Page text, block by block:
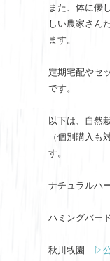
また、体に優
しい農家さん
ます。
定期宅配やセ
です。
以下は、自然
（個別購入も
す。
ナチュラルハ
ハミングバー
秋川牧園 ▷